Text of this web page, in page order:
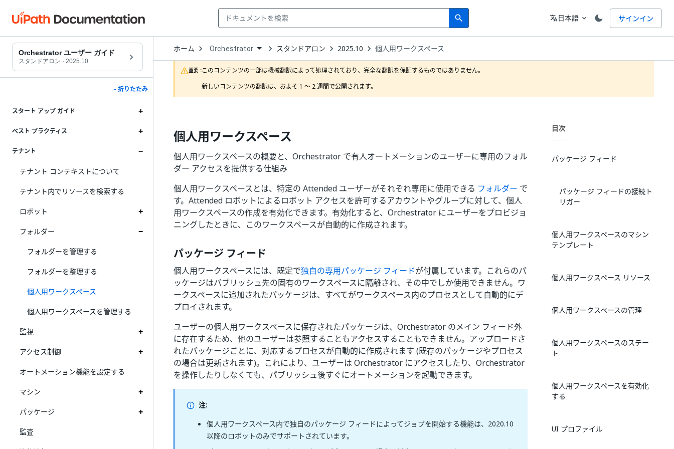
search
Search 言語
translate日本語 expand_more サインイン
Orchestrator ユーザー ガイド
スタンドアロン · 2025.10
- 折りたたみ
スタート アップ ガイド
ベスト プラクティス
テナント
テナント コンテキストについて
テナント内でリソースを検索する
ロボット
フォルダー
フォルダーを管理する
フォルダーを整理する
個人用ワークスペース
個人用ワークスペースを管理する
監視
アクセス制御
オートメーション機能を設定する
マシン
パッケージ
監査
ホーム Open
Dropdown
to
choose
product
Orchestrator スタンドアロン 2025.10 個人用ワークスペース
重要 :このコンテンツの一部は機械翻訳によって処理されており、完全な翻訳を保証するものではありません。
新しいコンテンツの翻訳は、およそ 1 ～ 2 週間で公開されます。
個人用ワークスペース
個人用ワークスペースの概要と、Orchestrator で有人オートメーションのユーザーに専用のフォル
ダー アクセスを提供する仕組み
個人用ワークスペースとは、特定の Attended ユーザーがそれぞれ専用に使用できる フォルダー で
す。Attended ロボットによるロボット アクセスを許可するアカウントやグループに対して、個人
用ワークスペースの作成を有効化できます。有効化すると、Orchestrator にユーザーをプロビジョ
ニングしたときに、このワークスペースが自動的に作成されます。
パッケージ フィード
個人用ワークスペースには、既定で独自の専用パッケージ フィードが付属しています。これらのパ
ッケージはパブリッシュ先の固有のワークスペースに隔離され、その中でしか使用できません。ワ
ークスペースに追加されたパッケージは、すべてがワークスペース内のプロセスとして自動的にデ
プロイされます。
ユーザーの個人用ワークスペースに保存されたパッケージは、Orchestrator のメイン フィード外
に存在するため、他のユーザーは参照することもアクセスすることもできません。アップロードさ
れたパッケージごとに、対応するプロセスが自動的に作成されます (既存のパッケージやプロセス
の場合は更新されます)。これにより、ユーザーは Orchestrator にアクセスしたり、Orchestrator
を操作したりしなくても、パブリッシュ後すぐにオートメーションを起動できます。
注:
個人用ワークスペース内で独自のパッケージ フィードによってジョブを開始する機能は、2020.10
以降のロボットのみでサポートされています。
目次
パッケージ フィード
パッケージ フィードの接続ト
リガー
個人用ワークスペースのマシン
テンプレート
個人用ワークスペース リソース
個人用ワークスペースの管理
個人用ワークスペースのステー
ト
個人用ワークスペースを有効化
する
UI プロファイル